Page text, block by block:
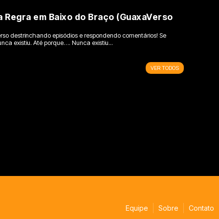
Regra em Baixo do Braço (GuaxaVerso
destrinchando episódios e respondendo comentários! Se
existiu. Até porque…. Nunca existiu...
VER TODOS
Equipe Sobre Contato